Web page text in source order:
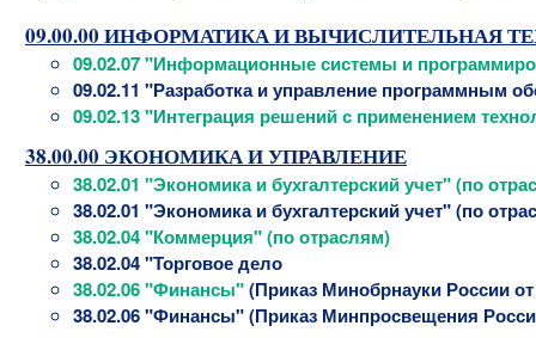
09.00.00 ИНФОРМАТИКА И ВЫЧИСЛИТЕЛЬНАЯ
09.02.07 "Информационные системы и
09.02.11 "Разработка и управление программным
09.02.13 "Интеграция решений с применением
38.00.00 ЭКОНОМИКА И УПРАВЛЕНИЕ
38.02.01 "Экономика и бухгалтерский учет" (по
38.02.01 "Экономика и бухгалтерский учет" (по
38.02.04 "Коммерция" (по отраслям)
38.02.04 "Торговое дело
38.02.06 "Финансы"(Приказ Минобрнауки России от
38.02.06 "Финансы" (Приказ Минпросвещения